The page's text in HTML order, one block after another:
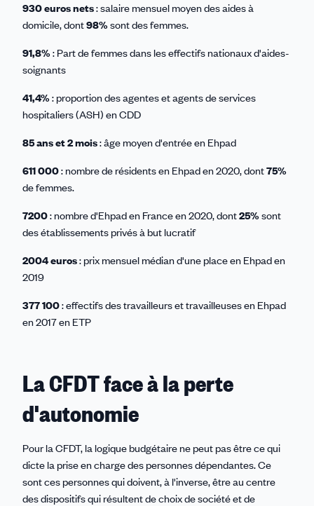
930 euros nets: salaire mensuel moyen des aides à
domicile, dont98%sont des femmes.
91,8%: Part de femmes dans les effectifs nationaux d'aides-
soignants
41,4%: proportion des agentes et agents de services
hospitaliers (ASH) en CDD
85 ans et 2 mois: âge moyen d'entrée en Ehpad
611 000: nombre de résidents en Ehpad en 2020, dont75%
de femmes.
7200: nombre d'Ehpad en France en 2020, dont25%sont
des établissements privés à but lucratif
2004 euros: prix mensuel médian d'une place en Ehpad en
2019
377 100: effectifs des travailleurs et travailleuses en Ehpad
en 2017 en ETP
La CFDT face à la perte
d'autonomie
Pour la CFDT, la logique budgétaire ne peut pas être ce qui
dicte la prise en charge des personnes dépendantes. Ce
sont ces personnes qui doivent, à l'inverse, être au centre
des dispositifs qui résultent de choix de société et de